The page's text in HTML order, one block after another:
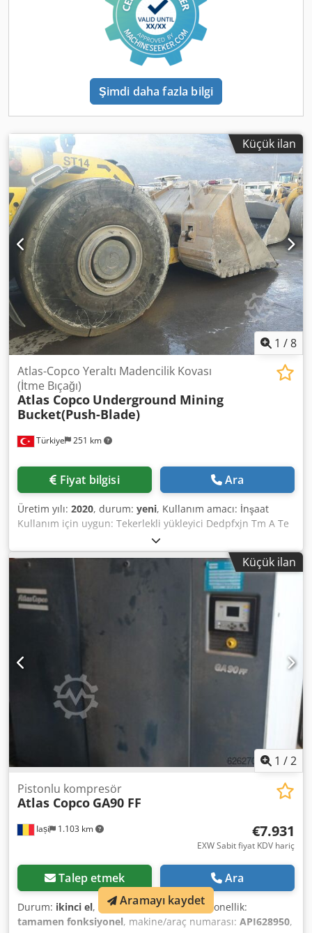
Şimdi daha fazla bilgi
Küçük ilan
1 /8
Türkiye 251 km
Atlas-Copco Yeraltı Madencilik Kovası
(İtme Bıçağı)
Atlas Copco Underground Mining
Bucket(Push-Blade)
Fiyat bilgisi Ara
Üretim yılı: 2020, durum: yeni, Kullanım amacı: İnşaat
Kullanım için uygun: Tekerlekli yükleyici Dedpfxjn Tm A Te
Küçük ilan
1 /2
Iași 1.103 km
Pistonlu kompresör
Atlas Copco GA90 FF
€7.931
EXW Sabit fiyat KDV hariç
Talep etmek Ara
Durum: ikinci el, Üretim yılı:2018, Fonksiyonellik:
tamamen fonksiyonel, makine/araç numarası: API628950,
Aramayı kaydet